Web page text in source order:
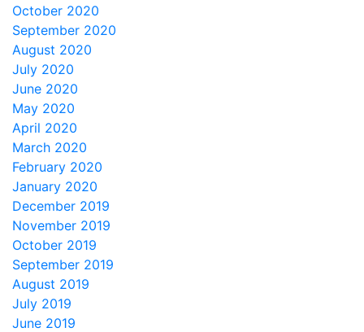
October 2020
September 2020
August 2020
July 2020
June 2020
May 2020
April 2020
March 2020
February 2020
January 2020
December 2019
November 2019
October 2019
September 2019
August 2019
July 2019
June 2019